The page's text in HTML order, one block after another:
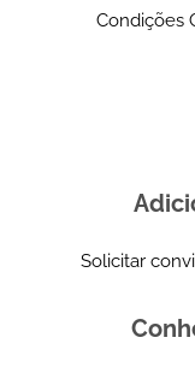
Condições
Solicitar